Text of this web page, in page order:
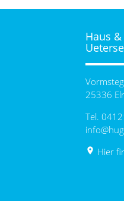
Haus
25336
Tel.
place Hier